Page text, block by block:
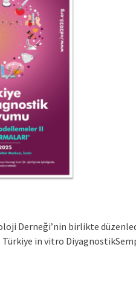
Derneği’nin birlikte
in vitro